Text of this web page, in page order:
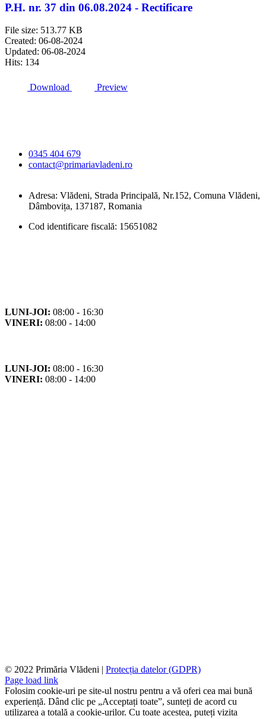
P.H. nr. 37 din 06.08.2024 - Rectificare
File size: 513.77 KB
Created: 06-08-2024
Updated: 06-08-2024
Hits: 134
Download Preview
0345 404 679
contact@primariavladeni.ro
Adresa: Vlădeni, Strada Principală, Nr.152, Comuna Vlădeni,
Dâmbovița, 137187, Romania
Cod identificare fiscală: 15651082
LUNI-JOI: 08:00 - 16:30
VINERI: 08:00 - 14:00
LUNI-JOI: 08:00 - 16:30
VINERI: 08:00 - 14:00
© 2022 Primăria Vlădeni | Protecția datelor (GDPR)
Page load link
Folosim cookie-uri pe site-ul nostru pentru a vă oferi cea mai bună
experiență. Dând clic pe „Acceptați toate”, sunteți de acord cu
utilizarea a totală a cookie-urilor. Cu toate acestea, puteți vizita